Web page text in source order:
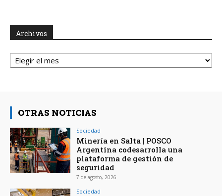
Archivos
Archivos
OTRAS NOTICIAS
Sociedad
Minería en Salta | POSCO
Argentina codesarrolla una
plataforma de gestión de
seguridad
7 de agosto, 2026
Sociedad